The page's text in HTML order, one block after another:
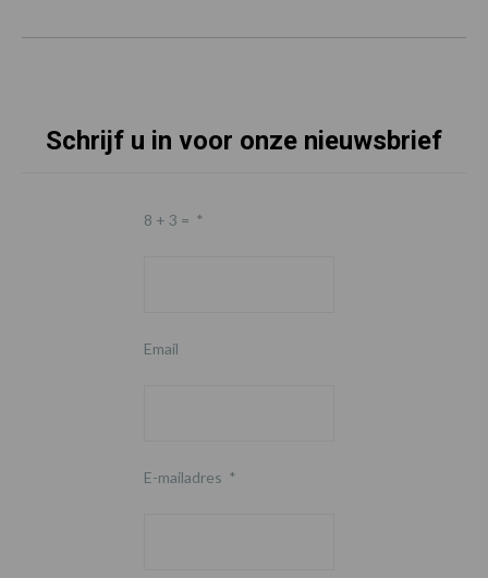
Schrijf u in voor onze nieuwsbrief
8 + 3 = *
Email
E-mailadres *